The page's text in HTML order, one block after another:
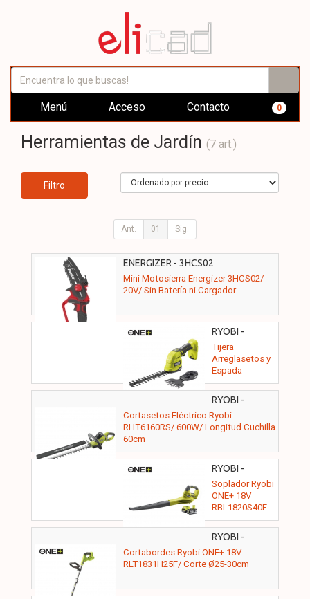
Menú Acceso Contacto 0
Herramientas de Jardín (7 art.)
Filtro
Ant. 01 Sig.
ENERGIZER - 3HCS02
Mini Motosierra Energizer 3HCS02/
20V/ Sin Batería ni Cargador
RYOBI -
5133005764
Tijera
Arreglasetos y
Espada
Cortasetos
Ryobi ONE+
18V RY18GSA-
0/ Sin Batería ni
Cargador
RYOBI -
5133003645
Cortasetos Eléctrico Ryobi
RHT6160RS/ 600W/ Longitud Cuchilla
60cm
RYOBI -
5133004180
Soplador Ryobi
ONE+ 18V
RBL1820S40F
RYOBI -
5133003711
Cortabordes Ryobi ONE+ 18V
RLT1831H25F/ Corte Ø25-30cm